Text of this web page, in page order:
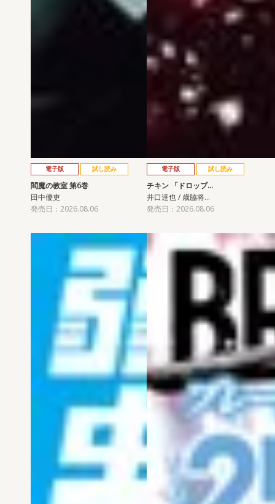
電子版 試し読み
閻魔の教室 第6巻
田中優吏
発売日：2026.08.06
電子版 試し読み
チキン 「ドロップ…
井口達也 / 歳脇将…
発売日：2026.08.06